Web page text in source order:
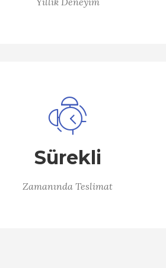
Sürekli
Zamanında Teslimat